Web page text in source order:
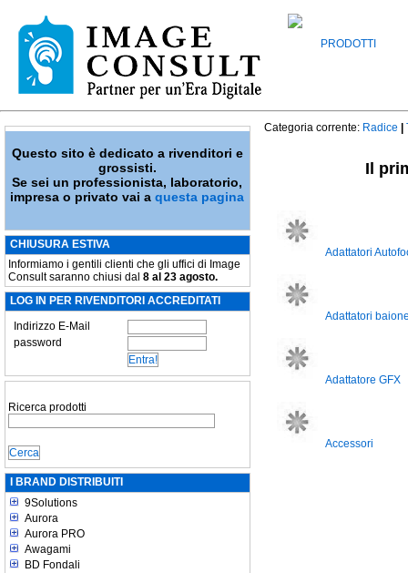
PRODOTTI
Questo sito è dedicato a rivenditori e
grossisti.
Se sei un professionista, laboratorio,
impresa o privato vai aquesta pagina
CHIUSURA ESTIVA
Informiamo i gentili clienti che gli uffici di Image
Consult saranno chiusi dal 8 al 23 agosto.
LOG IN PER RIVENDITORI ACCREDITATI
Indirizzo E-Mail
password
Ricerca prodotti
I BRAND DISTRIBUITI
9Solutions
Aurora
Aurora PRO
Awagami
BD Fondali
Categoria corrente: Radice
Il
Adattatori
Adattatori
Adattatore GFX
Accessori